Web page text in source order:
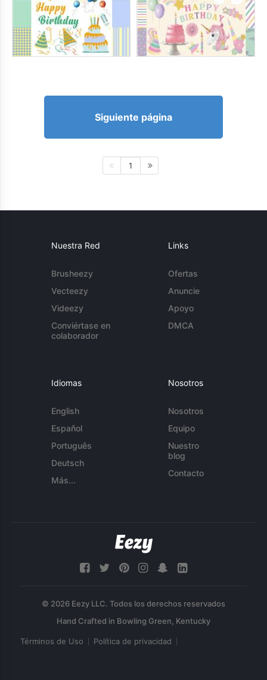
Siguiente página
1
Nuestra Red
Brusheezy
Vecteezy
Videezy
Conviértase en
colaborador
Links
Ofertas
Anuncie
Apoyo
DMCA
Idiomas
English
Español
Português
Deutsch
Más...
Nosotros
Nosotros
Equipo
Nuestro
blog
Contacto
© 2026 Eezy LLC. Todos los derechos reservados
Términos de Uso Política de privacidad